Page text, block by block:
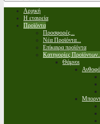
Αρχική
Η εταιρεία
Προϊόντα
Προσφορές...
Νέα Προϊόντα...
Επίκαιρα προϊόντα
Κατηγορίες
Θάμνοι